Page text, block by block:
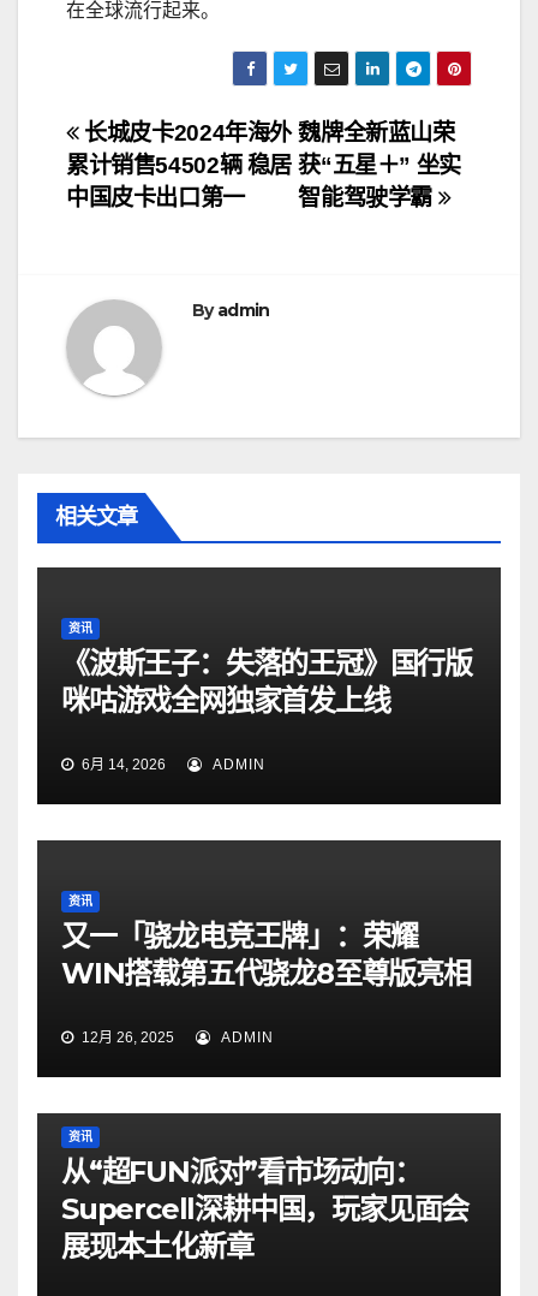
在全球流行起来。
文
章
航
魏牌全新蓝山荣
获“五星＋” 坐实
智能驾驶学霸
长城皮卡2024年海外
累计销售54502辆 稳居
中国皮卡出口第一
Byadmin
相关文章
资讯
《波斯王子：失落的王冠》国行版
咪咕游戏全网独家首发上线
6月 14, 2026 ADMIN
资讯
又一「骁龙电竞王牌」：荣耀
WIN搭载第五代骁龙8至尊版亮相
12月 26, 2025 ADMIN
资讯
从“超FUN派对”看市场动向：
Supercell深耕中国，玩家见面会
展现本土化新章